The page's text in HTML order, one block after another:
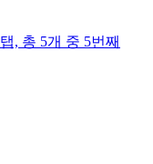
탭, 총 5개 중 5번째